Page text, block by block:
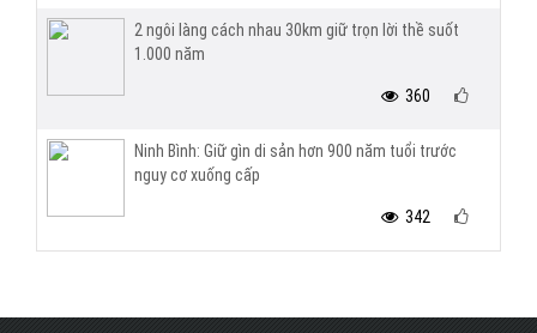
2 ngôi làng cách nhau 30km giữ trọn lời thề suốt
1.000 năm
360
Ninh Bình: Giữ gìn di sản hơn 900 năm tuổi trước
nguy cơ xuống cấp
342